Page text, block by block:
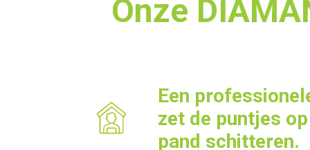
Onze
Een
zet de puntjes
pand schitteren.